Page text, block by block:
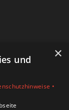
×
und
•